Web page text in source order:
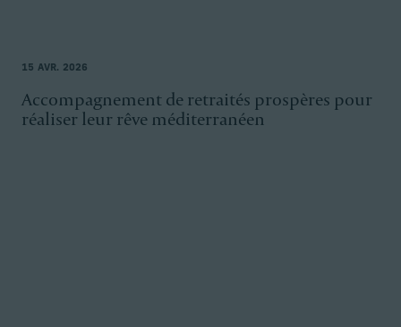
15 AVR. 2026
Accompagnement de retraités prospères pour
réaliser leur rêve méditerranéen